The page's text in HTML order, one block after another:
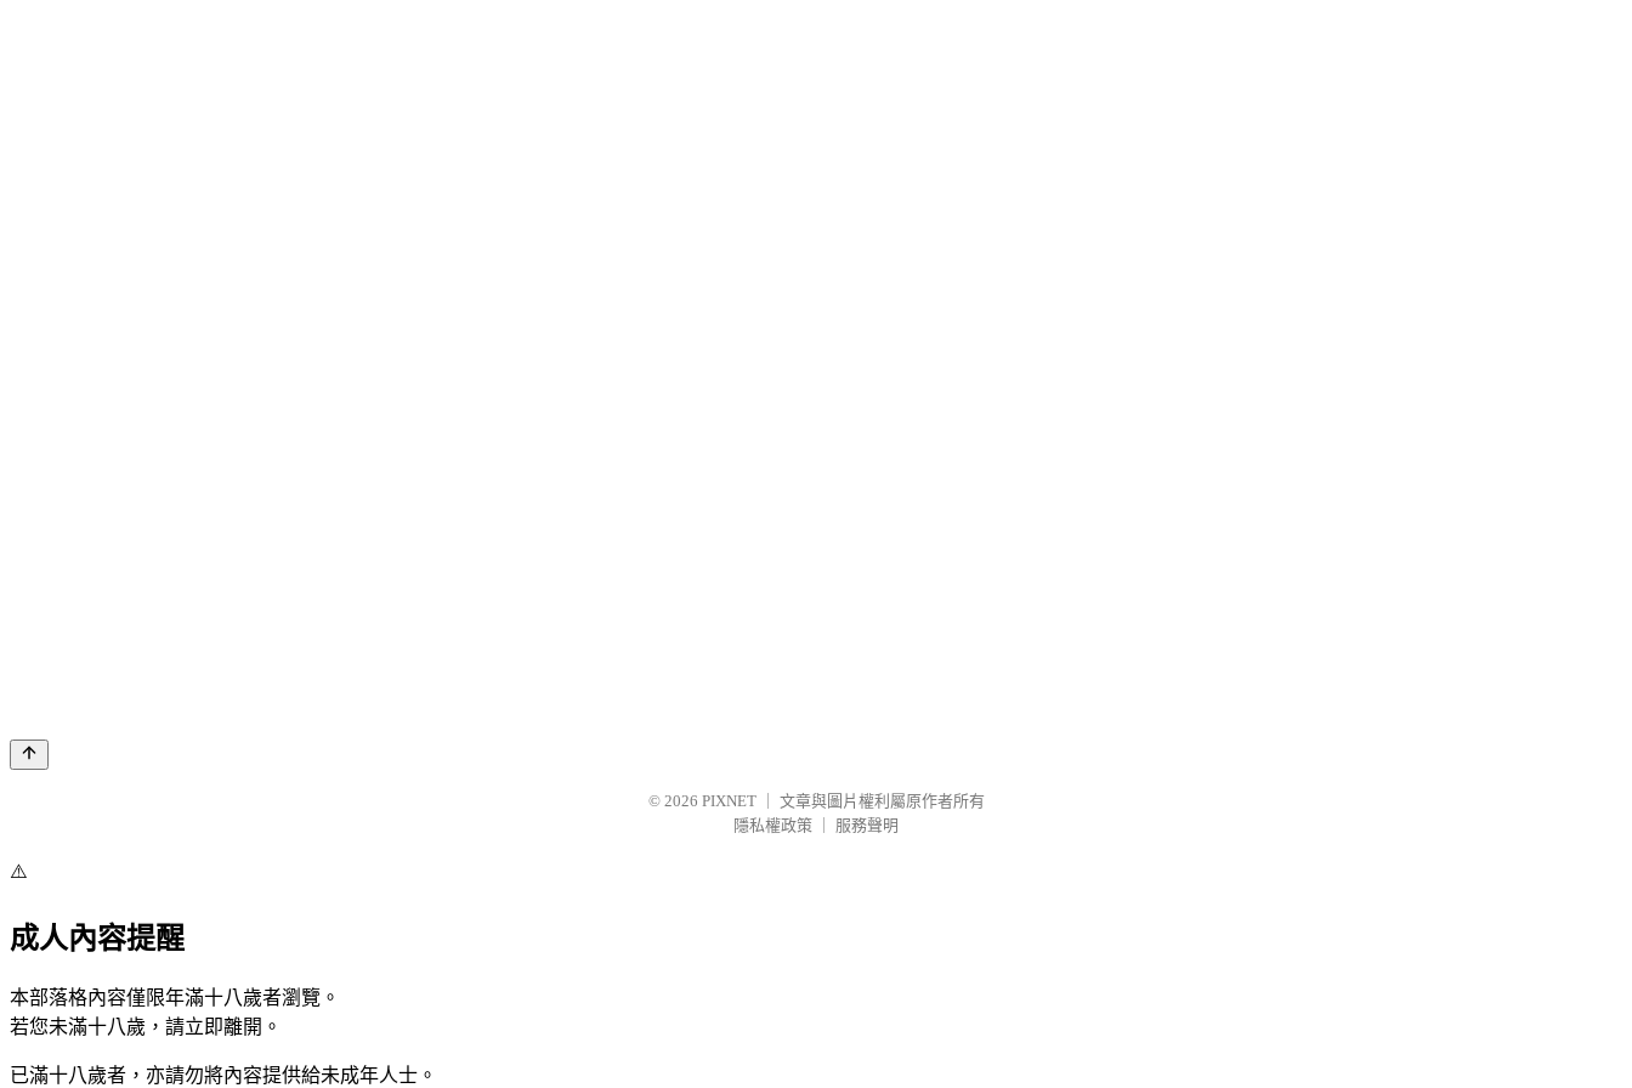
© 2026 PIXNET
文章與圖片權利屬原作者所有
隱私權政策
服務聲明
⚠️
成人內容提醒
本部落格內容僅限年滿十八歲者瀏覽。
若您未滿十八歲，請立即離開。
已滿十八歲者，亦請勿將內容提供給未成年人士。